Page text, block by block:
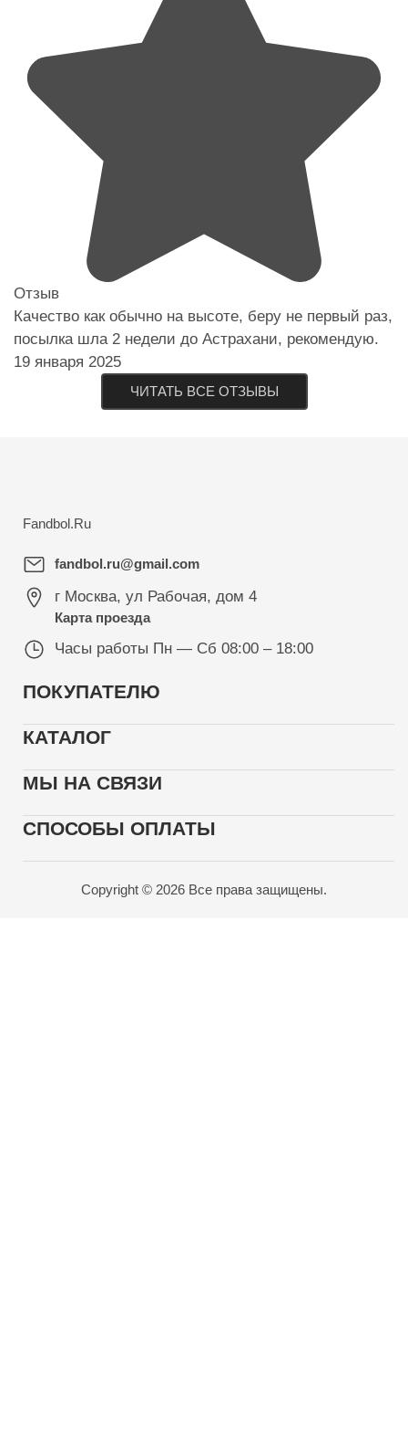
Отзыв
Качество как обычно на высоте, беру не первый раз,
посылка шла 2 недели до Астрахани, рекомендую.
19 января 2025
ЧИТАТЬ ВСЕ ОТЗЫВЫ
Fandbol.Ru
fandbol.ru@gmail.com
г Москва, ул Рабочая, дом 4
Карта проезда
Часы работы Пн — Сб 08:00 – 18:00
ПОКУПАТЕЛЮ
КАТАЛОГ
МЫ НА СВЯЗИ
СПОСОБЫ ОПЛАТЫ
Copyright © 2026 Все права защищены.